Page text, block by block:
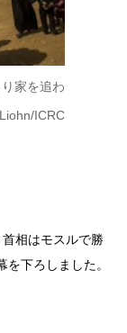
家を追わ
ICRC
相はモスルで勝
下ろしました。